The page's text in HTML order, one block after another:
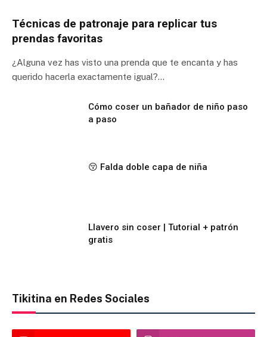
Técnicas de patronaje para replicar tus
prendas favoritas
¿Alguna vez has visto una prenda que te encanta y has
querido hacerla exactamente igual?…
Cómo coser un bañador de niño paso
a paso
😚 Falda doble capa de niña
Llavero sin coser | Tutorial + patrón
gratis
Tikitina en Redes Sociales